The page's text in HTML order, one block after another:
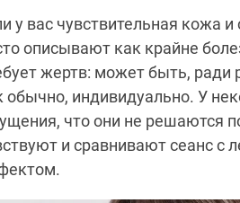
у вас чувствительная кожа
описывают как крайне
жертв: может быть, ради
обычно, индивидуально. У
что они не решаются
и сравнивают сеанс